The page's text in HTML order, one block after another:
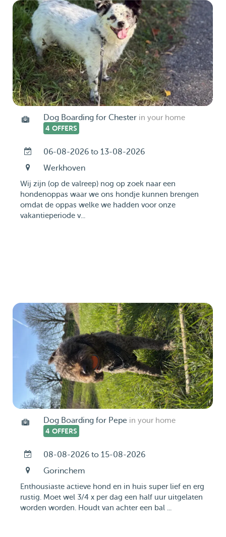
Dog Boarding for Chester in your home
4 OFFERS
06-08-2026 to 13-08-2026
Werkhoven
Wij zijn (op de valreep) nog op zoek naar een
hondenoppas waar we ons hondje kunnen brengen
omdat de oppas welke we hadden voor onze
vakantieperiode v...
Dog Boarding for Pepe in your home
4 OFFERS
08-08-2026 to 15-08-2026
Gorinchem
Enthousiaste actieve hond en in huis super lief en erg
rustig. Moet wel 3/4 x per dag een half uur uitgelaten
worden worden. Houdt van achter een bal ...